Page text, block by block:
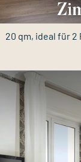
20 qm, ideal für 2